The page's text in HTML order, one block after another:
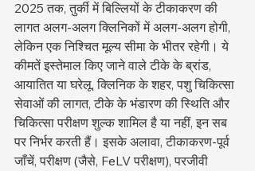
2025 तक, तुर्की में बिल्लियों के टीकाकरण की
लागत अलग-अलग क्लिनिकों में अलग-अलग होगी,
लेकिन एक निश्चित मूल्य सीमा के भीतर रहेगी। ये
कीमतें इस्तेमाल किए जाने वाले टीके के ब्रांड,
आयातित या घरेलू, क्लिनिक के शहर, पशु चिकित्सा
सेवाओं की लागत, टीके के भंडारण की स्थिति और
चिकित्सा परीक्षण शुल्क शामिल है या नहीं, इन सब
पर निर्भर करती हैं। इसके अलावा, टीकाकरण-पूर्व
जाँचें, परीक्षण (जैसे, FeLV परीक्षण), परजीवी